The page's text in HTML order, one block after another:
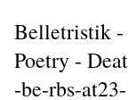
Belletristik -
Poetry -
-be-rbs-